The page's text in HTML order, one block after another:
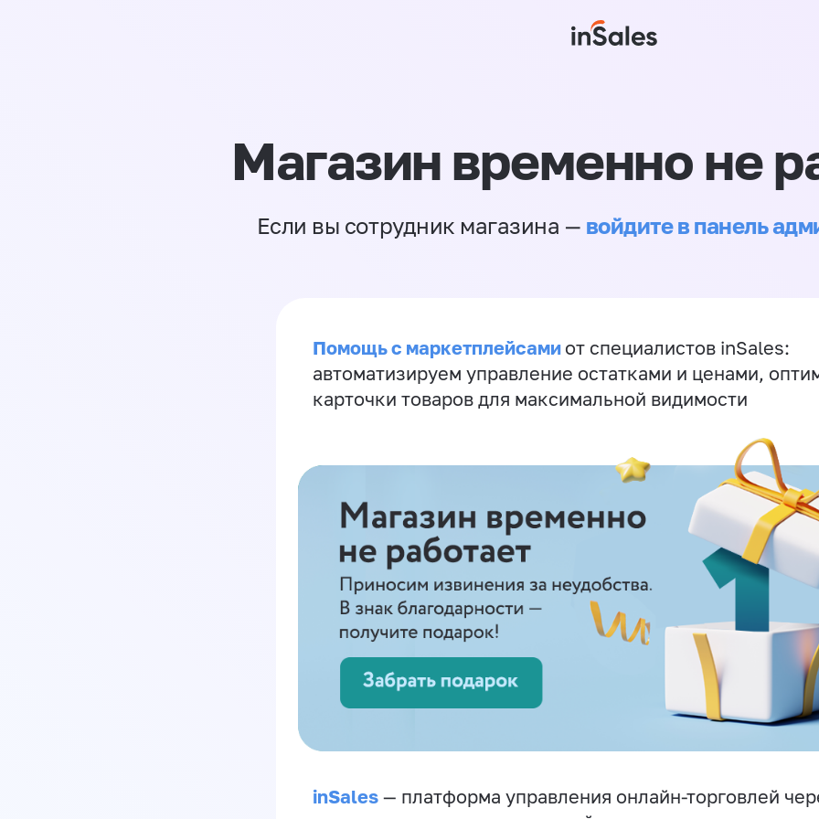
Магазин временно не
Если вы сотрудник магазина — войдите в панель
Помощь с маркетплейсами от специалистов inSales:
автоматизируем управление остатками и ценами,
карточки товаров для максимальной видимости
inSales — платформа управления онлайн-торговлей